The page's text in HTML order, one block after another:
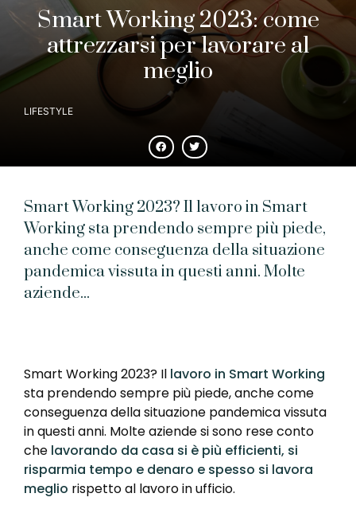
Smart Working 2023: come
attrezzarsi per lavorare al
meglio
LIFESTYLE
Smart Working 2023? Il lavoro in Smart
Working sta prendendo sempre più piede,
anche come conseguenza della situazione
pandemica vissuta in questi anni. Molte
aziende...
Smart Working 2023? Il lavoro in Smart Working
sta prendendo sempre più piede, anche come
conseguenza della situazione pandemica vissuta
in questi anni. Molte aziende si sono rese conto
che lavorando da casa si è più efficienti, si
risparmia tempo e denaro e spesso si lavora
meglio rispetto al lavoro in ufficio.